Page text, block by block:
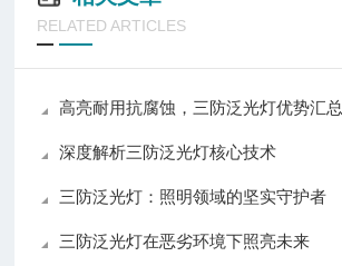
RELATED ARTICLES
高亮耐用抗腐蚀，三防泛光灯优势汇总
深度解析三防泛光灯核心技术
三防泛光灯：照明领域的坚实守护者
三防泛光灯在恶劣环境下照亮未来